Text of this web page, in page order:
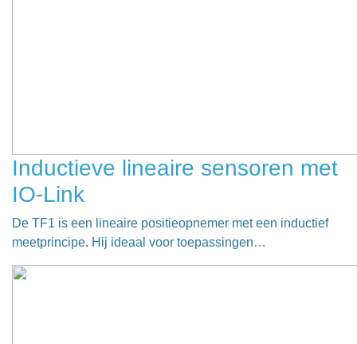
Inductieve lineaire sensoren met
IO-Link
De TF1 is een lineaire positieopnemer met een inductief
meetprincipe. Hij ideaal voor toepassingen…